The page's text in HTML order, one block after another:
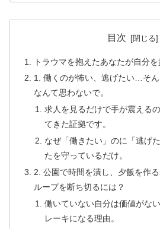
目次
トラウマを抱えたあなたが自分
1. 働くのが怖い、逃げたい…そ
なんて思わないで。
求人を見るだけで手が震える
てきた証拠です。
なぜ「働きたい」のに「逃げ
たを守っているだけ。
2. 公園で時間を潰し、夕飯を作
ループを断ち切るには？
働いていない自分は価値がな
レーキになる理由。